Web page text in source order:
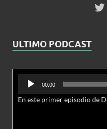
ULTIMO PODCAST
Reproductor
audio
00:00